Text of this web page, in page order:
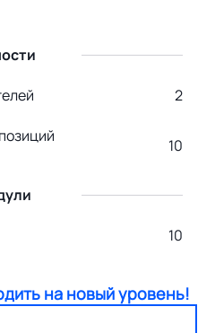
2
10
10
на новый уровень!